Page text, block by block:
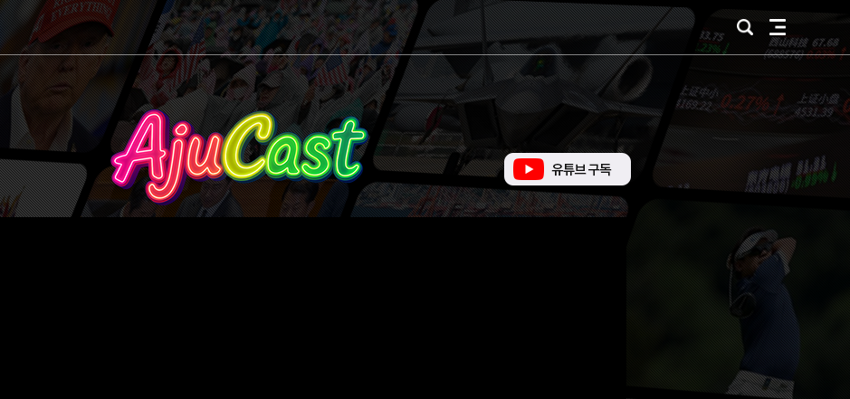
검 전
체
메
Ajucast
유
튜
브
바
로